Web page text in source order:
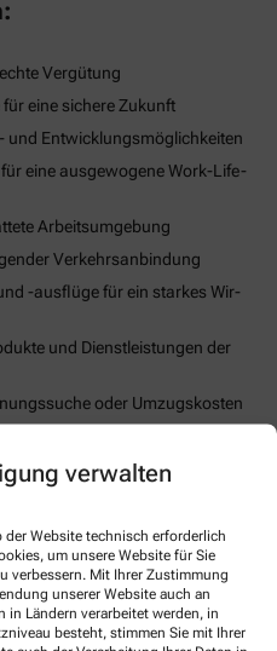
verwalten
der Website technisch erforderlich
um unsere Website für Sie
verbessern. Mit Ihrer Zustimmung
unserer Website auch an
in Ländern verarbeitet werden, in
besteht, stimmen Sie mit Ihrer
Vergütung
eine sichere Zukunft
und Entwicklungsmöglichkeiten
eine ausgewogene Work-Life-
Arbeitsumgebung
Verkehrsanbindung
-ausflüge für ein starkes Wir-
und Dienstleistungen der
oder Umzugskosten
zur Stärkung des